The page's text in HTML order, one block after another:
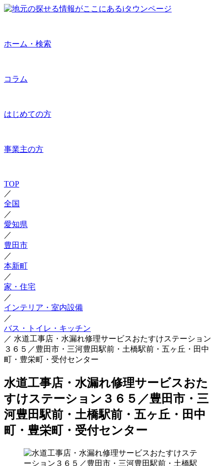
ホーム・検索
コラム
はじめての方
事業主の方
TOP
／
全国
／
愛知県
／
豊田市
／
本新町
／
家・住宅
／
インテリア・室内設備
／
バス・トイレ・キッチン
／ 水道工事店・水漏れ修理サービスおたすけステーション
３６５／豊田市・三河豊田駅前・土橋駅前・五ヶ丘・田中
町・豊栄町・受付センター
水道工事店・水漏れ修理サービスおた
すけステーション３６５／豊田市・三
河豊田駅前・土橋駅前・五ヶ丘・田中
町・豊栄町・受付センター